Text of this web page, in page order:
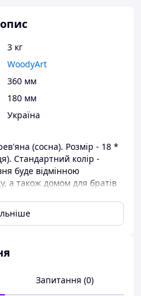
3 кг
WoodyArt
360 мм
180 мм
Україна
(сосна). Розмір - 18 *
Стандартний колір -
буде відмінною
а також домом для братів
та годівниці, при
логотипу або тексту
під замовлення.
Запитання (0)